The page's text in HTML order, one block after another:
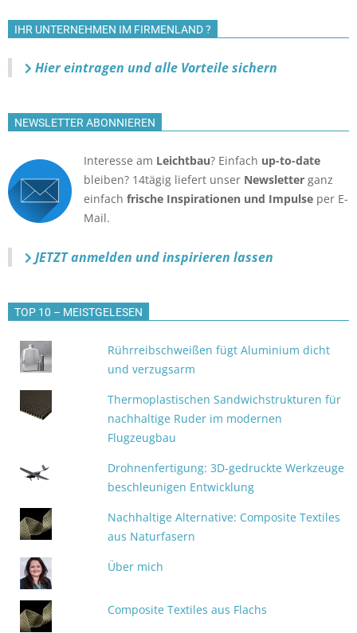
IHR UNTERNEHMEN IM FIRMENLAND ?
Hier eintragen und alle Vorteile sichern
NEWSLETTER ABONNIEREN
Interesse am Leichtbau? Einfach up-to-date
bleiben? 14tägig liefert unser Newsletter ganz
einfach frische Inspirationen und Impulse per E-
Mail.
JETZT anmelden und inspirieren lassen
TOP 10 – MEISTGELESEN
Rührreibschweißen fügt Aluminium dicht
und verzugsarm
Thermoplastischen Sandwichstrukturen für
nachhaltige Ruder im modernen
Flugzeugbau
Drohnenfertigung: 3D-gedruckte Werkzeuge
beschleunigen Entwicklung
Nachhaltige Alternative: Composite Textiles
aus Naturfasern
Über mich
Composite Textiles aus Flachs